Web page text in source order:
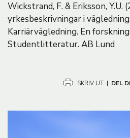
Wickstrand, F. & Eriksson, Y.U.
yrkesbeskrivningar i
Karriärvägledning. En
Studentlitteratur. AB Lund
SKRIV UT | DEL